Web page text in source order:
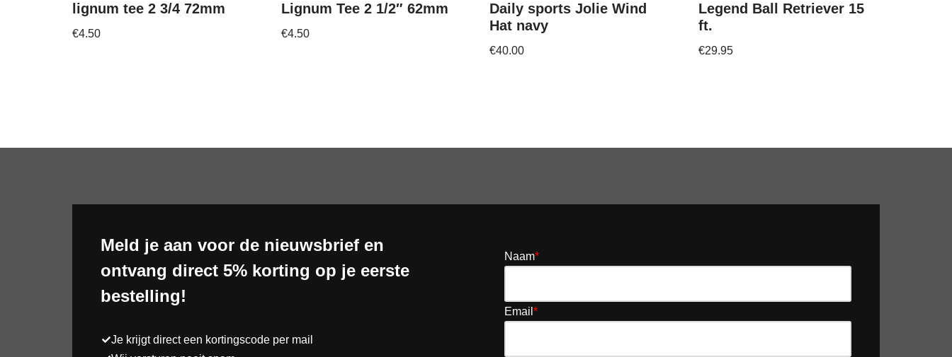
lignum tee 2 3/4 72mm
€4.50
Lignum Tee 2 1/2″ 62mm
€4.50
Daily sports Jolie Wind
Hat navy
€40.00
Legend Ball Retriever 15
ft.
€29.95
Meld je aan voor de nieuwsbrief en
ontvang direct 5% korting op je eerste
bestelling!
Je krijgt direct een kortingscode per mail
Naam*
Email *